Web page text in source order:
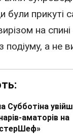
були прикуті
на
подіуму, а не
Субботіна
аматорів на